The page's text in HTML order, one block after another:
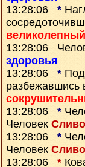
13:28:06 *
великолепный
13:28:06
здоровья
13:28:06 *
разбежавшись
13:28:06 *
Человек
13:28:06 *
Человек
13:28:06 *